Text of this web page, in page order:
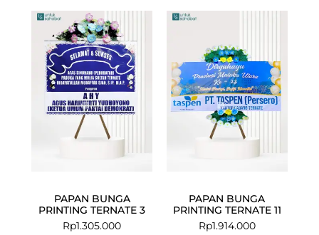
PAPAN BUNGA
PRINTING TERNATE 3
Rp1.305.000
PAPAN BUNGA
PRINTING TERNATE 11
Rp1.914.000